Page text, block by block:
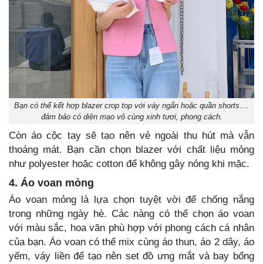
Bạn có thể kết hợp blazer crop top với váy ngắn hoặc quần shorts....
đảm bảo có diện mạo vô cùng xinh tươi, phong cách.
Còn áo cộc tay sẽ tạo nên vẻ ngoài thu hút mà vẫn
thoáng mát. Bạn cần chọn blazer với chất liệu mỏng
như polyester hoặc cotton để không gây nóng khi mặc.
4. Áo voan mỏng
Áo voan mỏng là lựa chọn tuyệt vời để chống nắng
trong những ngày hè. Các nàng có thể chọn áo voan
với màu sắc, hoa văn phù hợp với phong cách cá nhân
của bạn. Áo voan có thể mix cùng áo thun, áo 2 dây, áo
yếm, váy liền để tạo nên set đồ ưng mắt và bay bổng